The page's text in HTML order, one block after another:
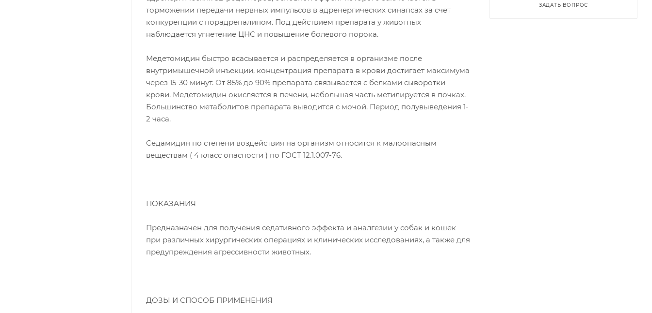
торможении передачи нервных импульсов в адренергических синапсах за счет
конкуренции с норадреналином. Под действием препарата у животных
наблюдается угнетение ЦНС и повышение болевого порока.
Медетомидин быстро всасывается и распределяется в организме после
внутримышечной инъекции, концентрация препарата в крови достигает максимума
через 15-30 минут. От 85% до 90% препарата связывается с белками сыворотки
крови. Медетомидин окисляется в печени, небольшая часть метилируется в почках.
Большинство метаболитов препарата выводится с мочой. Период полувыведения 1-
2 часа.
Седамидин по степени воздействия на организм относится к малоопасным
веществам ( 4 класс опасности ) по ГОСТ 12.1.007-76.
ПОКАЗАНИЯ
Предназначен для получения седативного эффекта и аналгезии у собак и кошек
при различных хирургических операциях и клинических исследованиях, а также для
предупреждения агрессивности животных.
ДОЗЫ И СПОСОБ ПРИМЕНЕНИЯ
ЗАДАТЬ ВОПРОС